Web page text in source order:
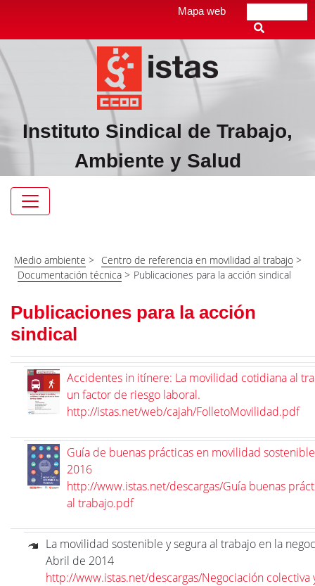
contenido
principal
Mapa web
Instituto Sindical de Trabajo,
Ambiente y Salud
Navegación
Medio ambiente > Centro de referencia en movilidad al trabajo >
Documentación técnica > Publicaciones para la acción sindical
Publicaciones para la acción
sindical
Accidentes in itínere: La movilidad cotidiana al
un factor de riesgo laboral.
http://istas.net/web/cajah/FolletoMovilidad.pdf
Guía de buenas prácticas en movilidad
2016
http://www.istas.net/descargas/Guía buenas
al trabajo.pdf
La movilidad sostenible y segura al trabajo en la
Abril de 2014
http://www.istas.net/descargas/Negociación